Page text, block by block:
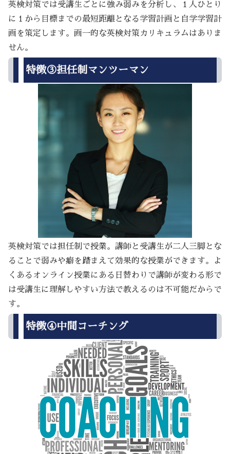
英検対策では受講生ごとに強み弱みを分析し、１人ひとり
に１から目標までの最短距離となる学習計画と自学学習計
画を策定します。画一的な英検対策カリキュラムはありま
せん。
特徴③担任制マンツーマン
英検対策では担任制で授業。講師と受講生が二人三脚とな
ることで弱みや癖を踏まえて効果的な授業ができます。よ
くあるオンライン授業にある日替わりで講師が変わる形で
は受講生に理解しやすい方法で教えるのは不可能だからで
す。
特徴④中間コーチング